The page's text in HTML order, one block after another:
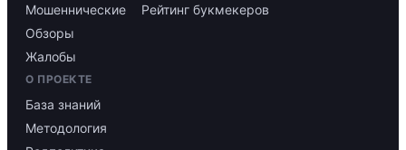
Мошеннические
Обзоры
Жалобы
Рейтинг букмекеров
О ПРОЕКТЕ
База знаний
Методология